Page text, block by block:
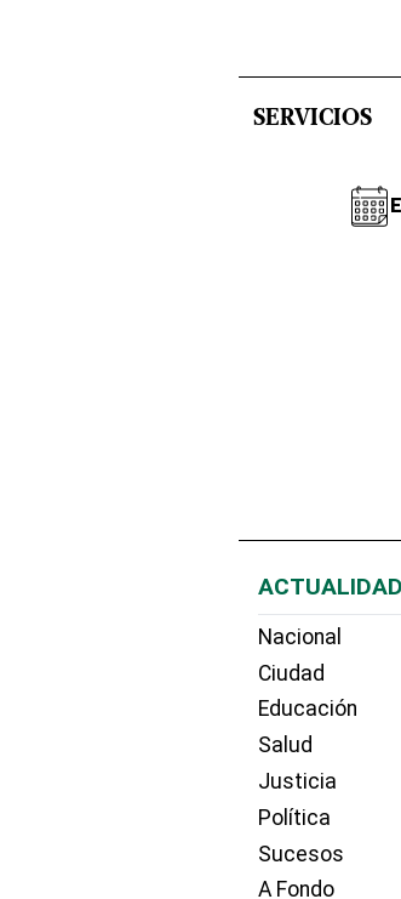
SERVICIOS
ACTUALIDAD
Nacional
Ciudad
Educación
Salud
Justicia
Política
Sucesos
A Fondo